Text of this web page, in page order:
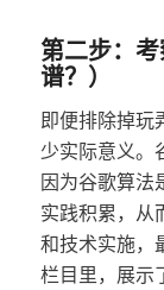
第二步：
谱？）
即便排除掉玩
少实际意义。
因为谷歌算法
实践积累，从
和技术实施，
栏目里，展示